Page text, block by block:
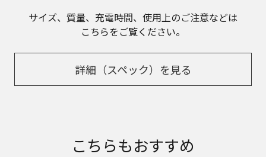
サイズ、質量、充電時間、使用上のご注意などは
こちらをご覧ください。
詳細（スペック）を見る
こちらもおすすめ